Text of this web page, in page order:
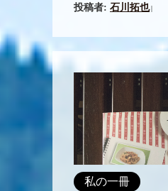
投稿者: 石川拓也|
私の一冊